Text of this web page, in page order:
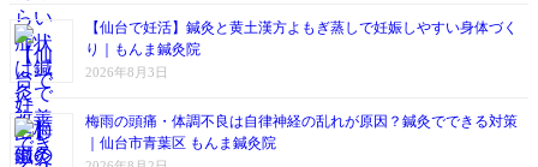
【仙台で妊活】鍼灸と黄土漢方よもぎ蒸しで妊娠しやすい身体づく
り｜もんま鍼灸院
2026年8月3日
梅雨の頭痛・体調不良は自律神経の乱れが原因？鍼灸でできる対策
｜仙台市青葉区 もんま鍼灸院